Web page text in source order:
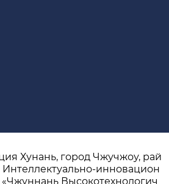
Хунань, город Чжучжоу, рай
Интеллектуально-инновацион
Высокотехнологич